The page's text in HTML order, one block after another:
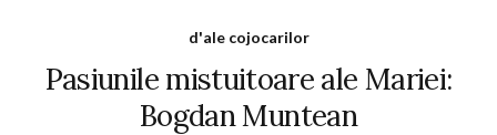
d'ale cojocarilor
Pasiunile mistuitoare ale Mariei:
Bogdan Muntean